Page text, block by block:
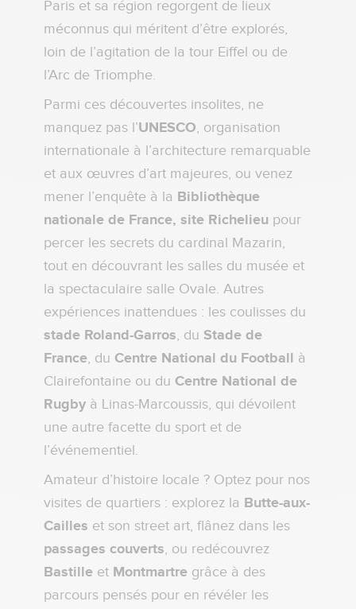
Paris et sa région regorgent de lieux
méconnus qui méritent d’être explorés,
loin de l’agitation de la tour Eiffel ou de
l’Arc de Triomphe.
Parmi ces découvertes insolites, ne
manquez pas l’UNESCO, organisation
internationale à l’architecture remarquable
et aux œuvres d’art majeures, ou venez
mener l’enquête à la Bibliothèque
nationale de France, site Richelieu pour
percer les secrets du cardinal Mazarin,
tout en découvrant les salles du musée et
la spectaculaire salle Ovale. Autres
expériences inattendues : les coulisses du
stade Roland-Garros, du Stade de
France, du Centre National du Football à
Clairefontaine ou du Centre National de
Rugby à Linas-Marcoussis, qui dévoilent
une autre facette du sport et de
l’événementiel.
Amateur d’histoire locale ? Optez pour nos
visites de quartiers : explorez la Butte-aux-
Cailles et son street art, flânez dans les
passages couverts, ou redécouvrez
Bastille et Montmartre grâce à des
parcours pensés pour en révéler les